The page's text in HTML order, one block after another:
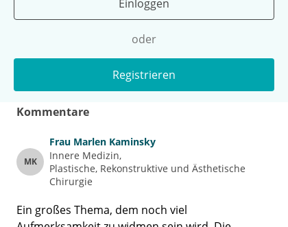
Einloggen
oder
Registrieren
Kommentare
MK
Frau Marlen Kaminsky
Innere Medizin
Plastische, Rekonstruktive und Ästhetische
Chirurgie
Ein großes Thema, dem noch viel